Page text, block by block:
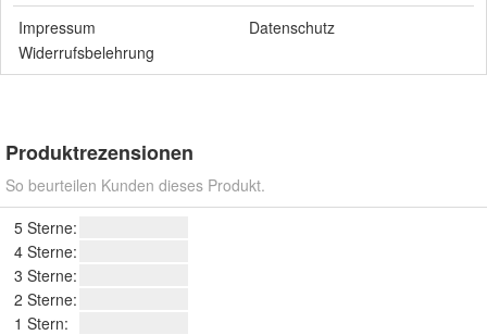
Impressum
Datenschutz
Widerrufsbelehrung
Produktrezensionen
So beurteilen Kunden dieses Produkt.
5 Sterne:
4 Sterne:
3 Sterne:
2 Sterne:
1 Stern: